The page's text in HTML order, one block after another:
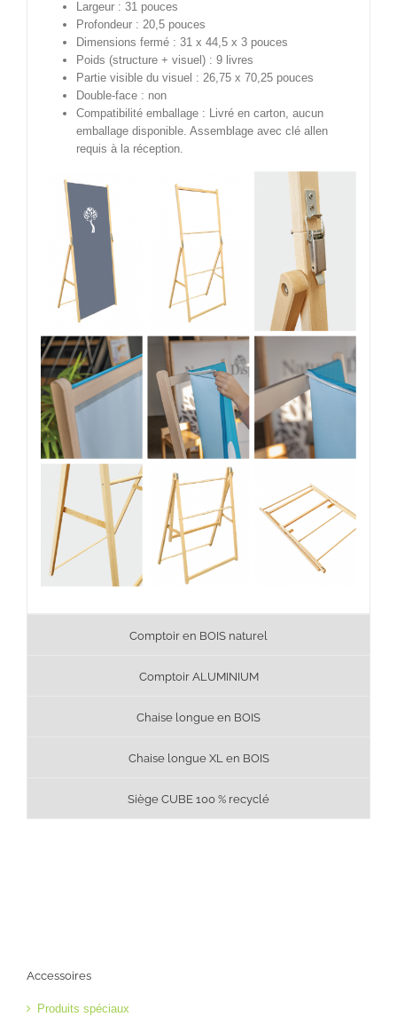
Largeur : 31 pouces
Profondeur : 20,5 pouces
Dimensions fermé : 31 x 44,5 x 3 pouces
Poids (structure + visuel) : 9 livres
Partie visible du visuel : 26,75 x 70,25 pouces
Double-face : non
Compatibilité emballage : Livré en carton, aucun
emballage disponible. Assemblage avec clé allen
requis à la réception.
Comptoir en BOIS naturel
Comptoir ALUMINIUM
Chaise longue en BOIS
Chaise longue XL en BOIS
Siège CUBE 100 % recyclé
Accessoires
Produits spéciaux